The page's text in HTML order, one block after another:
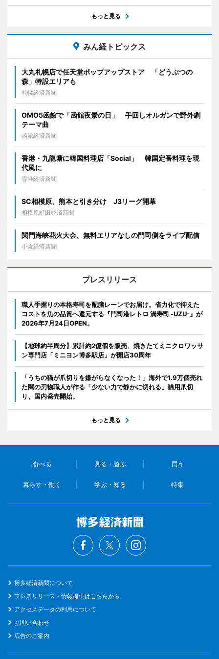
もっと見る
みん経トピックス
大丸札幌店で任天堂ポップアップストア 「どうぶつの
森」特設エリアも
札幌経済新聞
OMO5函館で「函館夜景の日」 手回しオルガンで野外劇
テーマ曲
函館経済新聞
香港・九龍塘に韓国料理店「Social」 韓国定番料理を現
代風に
香港経済新聞
SC相模原、熊本と引き分け J3リーグ開幕
相模原町田経済新聞
関門海峡花火大会、無料エリアなしの門司側をライブ配信
小倉経済新聞
プレスリリース
職人手握りの本格寿司を配膳レーンでお届け。省力化で抑えた
コストを魚の品質へ還元する『門司港レトロ 渦寿司 -UZU-』が
2026年7月24日OPEN。
【地球約半周分】累計約2億個を販売、焼きたてミニクロワッサ
ン専門店「ミニヨン博多駅店」が開店30周年
「うちの猫が爪切りを嫌がらなくなった！」海外で1.9万個売れ
た関の刃物職人が作る「少ない力で静かに切れる」猫用爪切
り、国内発売開始。
もっと見る
食べる 見る・遊ぶ 買う
暮らす・働く 学ぶ・知る 特集
博多経済新聞について
プレスリリース・情報提供はこちらから
アクセスデータの利用について
お問い合わせ
広告のご案内